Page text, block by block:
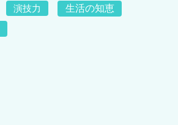
演技力 生活の知恵